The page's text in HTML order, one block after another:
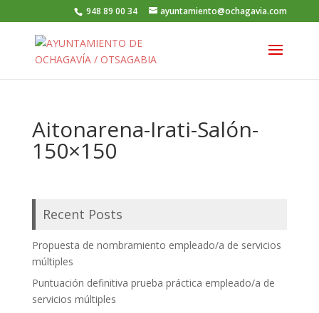
948 89 00 34 ayuntamiento@ochagavia.com
Aitonarena-Irati-Salón-
150×150
Recent Posts
Propuesta de nombramiento empleado/a de servicios
múltiples
Puntuación definitiva prueba práctica empleado/a de
servicios múltiples